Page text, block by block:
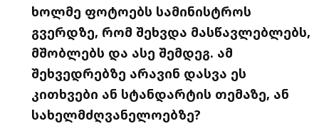
ხოლმე ფოტოებს სამინისტროს
გვერდზე, რომ შეხვდა მასწავლებლებს,
მშობლებს და ასე შემდეგ. ამ
შეხვედრებზე არავინ დასვა ეს
კითხვები ან სტანდარტის თემაზე, ან
სახელმძღვანელოებზე?